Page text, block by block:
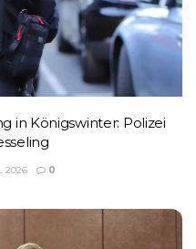
in Königswinter: Polizei
2026 0